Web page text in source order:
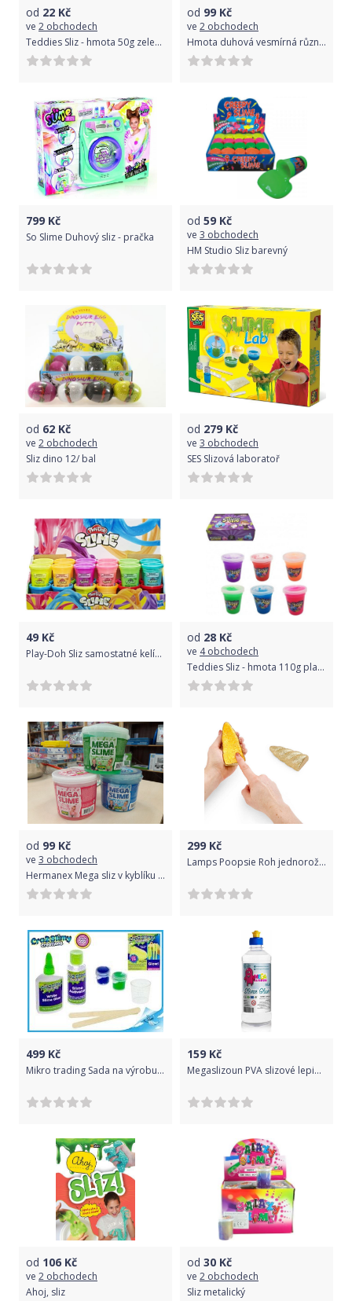
od 22 Kč
ve 2 obchodech
Teddies Sliz - hmota 50g zelená v plechové krabičce 7x2cm 24ks v boxu
od 99 Kč
ve 2 obchodech
Hmota duhová vesmírná různé druhy sliz galaktický v plastovém kelímku
799 Kč
So Slime Duhový sliz - pračka
od 59 Kč
ve 3 obchodech
HM Studio Sliz barevný
od 62 Kč
ve 2 obchodech
Sliz dino 12/ bal
od 279 Kč
ve 3 obchodech
SES Slizová laboratoř
49 Kč
Play-Doh Sliz samostatné kelímky
od 28 Kč
ve 4 obchodech
Teddies Sliz - hmota 110g plast 6x7,5cm mix barev 12ks v boxu
od 99 Kč
ve 3 obchodech
Hermanex Mega sliz v kyblíku 1 kg zelený
299 Kč
Lamps Poopsie Roh jednorožce se třpytkami a voňavým slizem různé druhy
499 Kč
Mikro trading Sada na výrobu slizu Cra-z-slimy svítícího ve tmě
159 Kč
Megaslizoun PVA slizové lepidlo Bílé 500 ml
od 106 Kč
ve 2 obchodech
Ahoj, sliz
od 30 Kč
ve 2 obchodech
Sliz metalický